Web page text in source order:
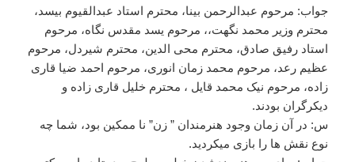
جواب: مرحوم عبدالرحمن بینا، محترم استاد عبدالقیوم بیسد،
محترم وزیر محمد نگهت،، مرحوم یسد مقدس نگاه، مرحوم
استاد رفیق صادق، محترم محی الدین، محترم شیردل، مرحوم
عظیم رعد، مرحوم محمد زمان انوری، مرحوم احمد ضیا قاری
زاده، مرحوم نیک محمد قایل ، محترم خلیل قاری زاده و
دیکرگران بودند.
س: در آن زمان وجود هنرمندان ” زن” نا ممکین بود، شما چه
نوع نقش ها را بازی میکردید.